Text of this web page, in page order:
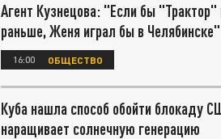
Агент Кузнецова: "Если бы "Трактор"
раньше, Женя играл бы в Челябинске"
16:00 ОБЩЕСТВО
Куба нашла способ обойти блокаду
наращивает солнечную генерацию